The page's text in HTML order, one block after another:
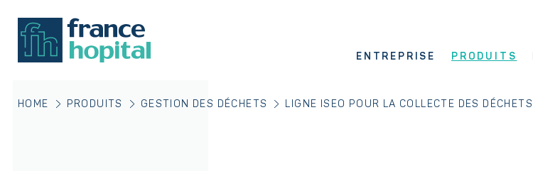
ENTREPRISE PRODUITS
HOME PRODUITS GESTION DES DÉCHETS LIGNE ISEO POUR LA COLLECTE DES DÉCHETS